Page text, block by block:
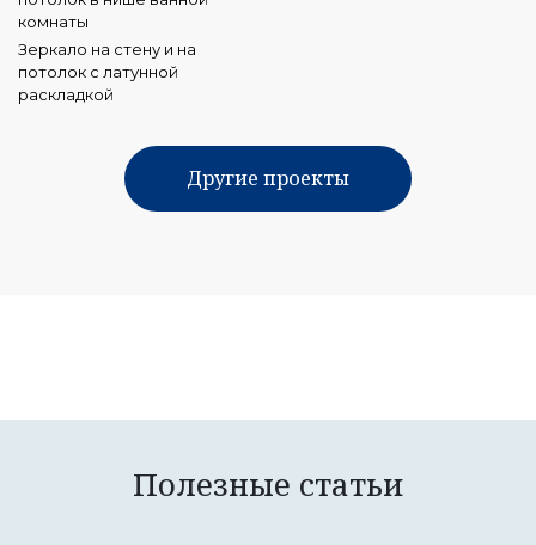
Зеркало на стену и на
потолок с латунной
раскладкой
Другие проекты
Полезные статьи